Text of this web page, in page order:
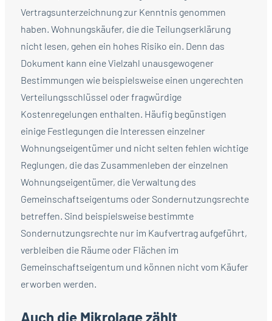
Vertragsunterzeichnung zur Kenntnis genommen
haben. Wohnungskäufer, die die Teilungserklärung
nicht lesen, gehen ein hohes Risiko ein. Denn das
Dokument kann eine Vielzahl unausgewogener
Bestimmungen wie beispielsweise einen ungerechten
Verteilungsschlüssel oder fragwürdige
Kostenregelungen enthalten. Häufig begünstigen
einige Festlegungen die Interessen einzelner
Wohnungseigentümer und nicht selten fehlen wichtige
Reglungen, die das Zusammenleben der einzelnen
Wohnungseigentümer, die Verwaltung des
Gemeinschaftseigentums oder Sondernutzungsrechte
betreffen. Sind beispielsweise bestimmte
Sondernutzungsrechte nur im Kaufvertrag aufgeführt,
verbleiben die Räume oder Flächen im
Gemeinschaftseigentum und können nicht vom Käufer
erworben werden.
Auch die Mikrolage zählt